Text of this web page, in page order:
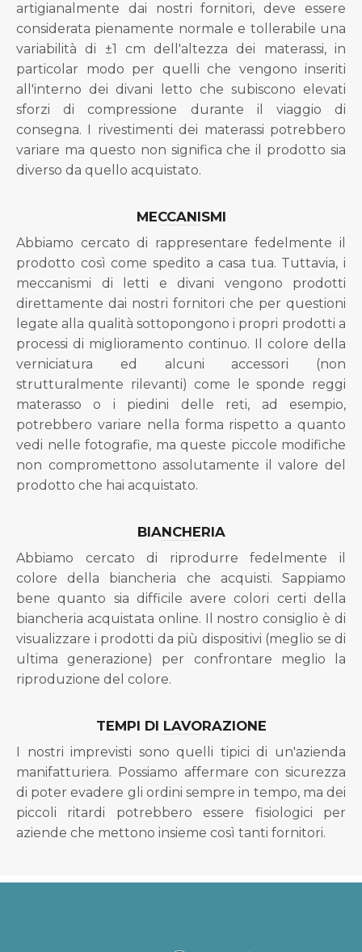
artigianalmente dai nostri fornitori, deve essere
considerata pienamente normale e tollerabile una
variabilità di ±1 cm dell'altezza dei materassi, in
particolar modo per quelli che vengono inseriti
all'interno dei divani letto che subiscono elevati
sforzi di compressione durante il viaggio di
consegna. I rivestimenti dei materassi potrebbero
variare ma questo non significa che il prodotto sia
diverso da quello acquistato.
MECCANISMI
Abbiamo cercato di rappresentare fedelmente il
prodotto così come spedito a casa tua. Tuttavia, i
meccanismi di letti e divani vengono prodotti
direttamente dai nostri fornitori che per questioni
legate alla qualità sottopongono i propri prodotti a
processi di miglioramento continuo. Il colore della
verniciatura ed alcuni accessori (non
strutturalmente rilevanti) come le sponde reggi
materasso o i piedini delle reti, ad esempio,
potrebbero variare nella forma rispetto a quanto
vedi nelle fotografie, ma queste piccole modifiche
non compromettono assolutamente il valore del
prodotto che hai acquistato.
BIANCHERIA
Abbiamo cercato di riprodurre fedelmente il
colore della biancheria che acquisti. Sappiamo
bene quanto sia difficile avere colori certi della
biancheria acquistata online. Il nostro consiglio è di
visualizzare i prodotti da più dispositivi (meglio se di
ultima generazione) per confrontare meglio la
riproduzione del colore.
TEMPI DI LAVORAZIONE
I nostri imprevisti sono quelli tipici di un'azienda
manifatturiera. Possiamo affermare con sicurezza
di poter evadere gli ordini sempre in tempo, ma dei
piccoli ritardi potrebbero essere fisiologici per
aziende che mettono insieme così tanti fornitori.